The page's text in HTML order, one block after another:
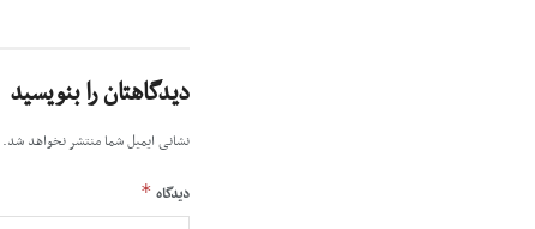
دیدگاهتان را بنویسید
نشانی ایمیل شما منتشر نخواهد شد.
دیدگاه *